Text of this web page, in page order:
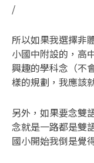
/
所以如果我選擇非
小國中附設的，高
興趣的學科念（不
樣的規劃，我應該
另外，如果要念雙
念就是一路都是雙
國小開始我倒是覺